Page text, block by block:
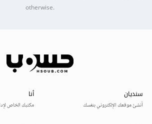
otherwise.